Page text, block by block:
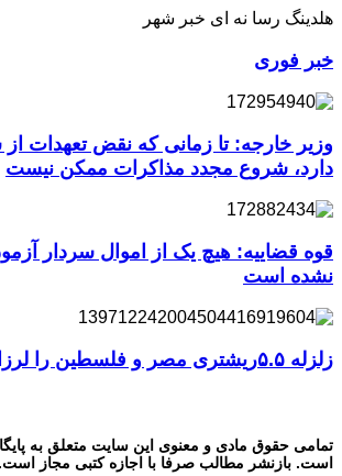
هلدینگ رسا نه ای خبر شهر
خبر فوری
وزیر خارجه: تا زمانی که نقض تعهدات از
دارد، شروع مجدد مذاکرات ممکن نیست
قوه قضاییه: هیچ یک از اموال سردار
نشده است
زلزله ۵.۵ریشتری مصر و فلسطین را لرزاند
تمامی حقوق مادی و معنوی این سایت متعلق به
است. بازنشر مطالب صرفا با اجازه کتبی مجاز است.